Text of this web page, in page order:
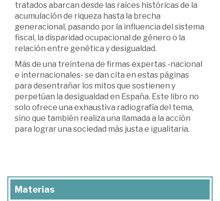
tratados abarcan desde las raíces históricas de la
acumulación de riqueza hasta la brecha
generacional, pasando por la influencia del sistema
fiscal, la disparidad ocupacional de género o la
relación entre genética y desigualdad.
Más de una treintena de firmas expertas -nacional
e internacionales- se dan cita en estas páginas
para desentrañar los mitos que sostienen y
perpetúan la desigualdad en España. Este libro no
solo ofrece una exhaustiva radiografía del tema,
sino que también realiza una llamada a la acción
para lograr una sociedad más justa e igualitaria.
Materias